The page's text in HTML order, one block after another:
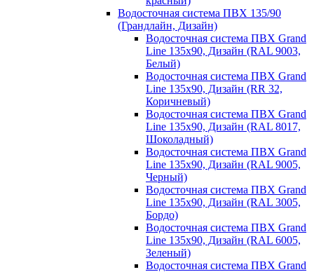
Водосточная система ПВХ 135/90
(Грандлайн, Дизайн)
Водосточная система ПВХ Grand
Line 135х90, Дизайн (RAL 9003,
Белый)
Водосточная система ПВХ Grand
Line 135х90, Дизайн (RR 32,
Коричневый)
Водосточная система ПВХ Grand
Line 135х90, Дизайн (RAL 8017,
Шоколадный)
Водосточная система ПВХ Grand
Line 135х90, Дизайн (RAL 9005,
Черный)
Водосточная система ПВХ Grand
Line 135х90, Дизайн (RAL 3005,
Бордо)
Водосточная система ПВХ Grand
Line 135х90, Дизайн (RAL 6005,
Зеленый)
Водосточная система ПВХ Grand